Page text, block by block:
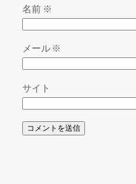
名前 ※
メール※
サイト